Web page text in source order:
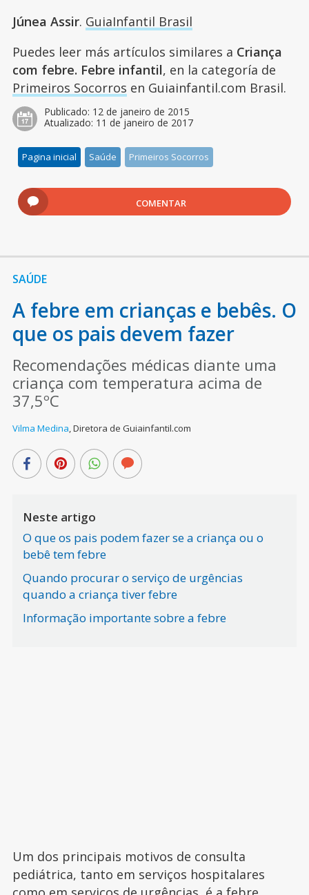
Júnea Assir. GuiaInfantil Brasil
Puedes leer más artículos similares a Criança
com febre. Febre infantil, en la categoría de
Primeiros Socorros en Guiainfantil.com Brasil.
Publicado: 12 de janeiro de 2015
Atualizado: 11 de janeiro de 2017
Pagina inicial Saúde Primeiros Socorros
COMENTAR
SAÚDE
A febre em crianças e bebês. O
que os pais devem fazer
Recomendações médicas diante uma
criança com temperatura acima de
37,5ºC
Vilma Medina,Diretora de Guiainfantil.com
Neste artigo
O que os pais podem fazer se a criança ou o
bebê tem febre
Quando procurar o serviço de urgências
quando a criança tiver febre
Informação importante sobre a febre
Um dos principais motivos de consulta
pediátrica, tanto em serviços hospitalares